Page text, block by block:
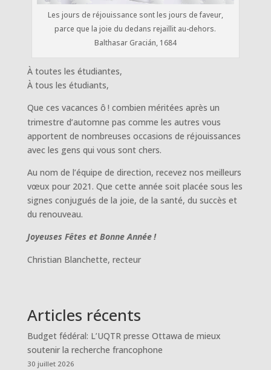
Les jours de réjouissance sont les jours de faveur,
parce que la joie du dedans rejaillit au-dehors.
Balthasar Gracián, 1684
À toutes les étudiantes,
À tous les étudiants,
Que ces vacances ô ! combien méritées après un
trimestre d’automne pas comme les autres vous
apportent de nombreuses occasions de réjouissances
avec les gens qui vous sont chers.
Au nom de l’équipe de direction, recevez nos meilleurs
vœux pour 2021. Que cette année soit placée sous les
signes conjugués de la joie, de la santé, du succès et
du renouveau.
Joyeuses Fêtes et Bonne Année!
Christian Blanchette, recteur
Articles récents
Budget fédéral: L’UQTR presse Ottawa de mieux
soutenir la recherche francophone
30 juillet 2026